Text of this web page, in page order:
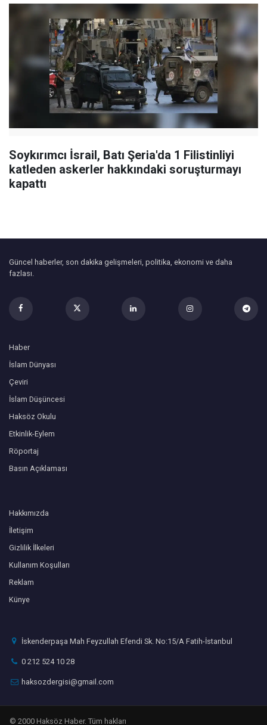
Soykırımcı İsrail, Batı Şeria'da 1 Filistinliyi
katleden askerler hakkındaki soruşturmayı
kapattı
Güncel haberler, son dakika gelişmeleri, politika, ekonomi ve daha
fazlası.
Haber
İslam Dünyası
Çeviri
İslam Düşüncesi
Haksöz Okulu
Etkinlik-Eylem
Röportaj
Basın Açıklaması
Hakkımızda
İletişim
Gizlilik İlkeleri
Kullanım Koşulları
Reklam
Künye
İskenderpaşa Mah Feyzullah Efendi Sk. No:15/A Fatih-İstanbul
0 212 524 10 28
haksozdergisi@gmail.com
© 2000 Haksöz Haber. Tüm hakları